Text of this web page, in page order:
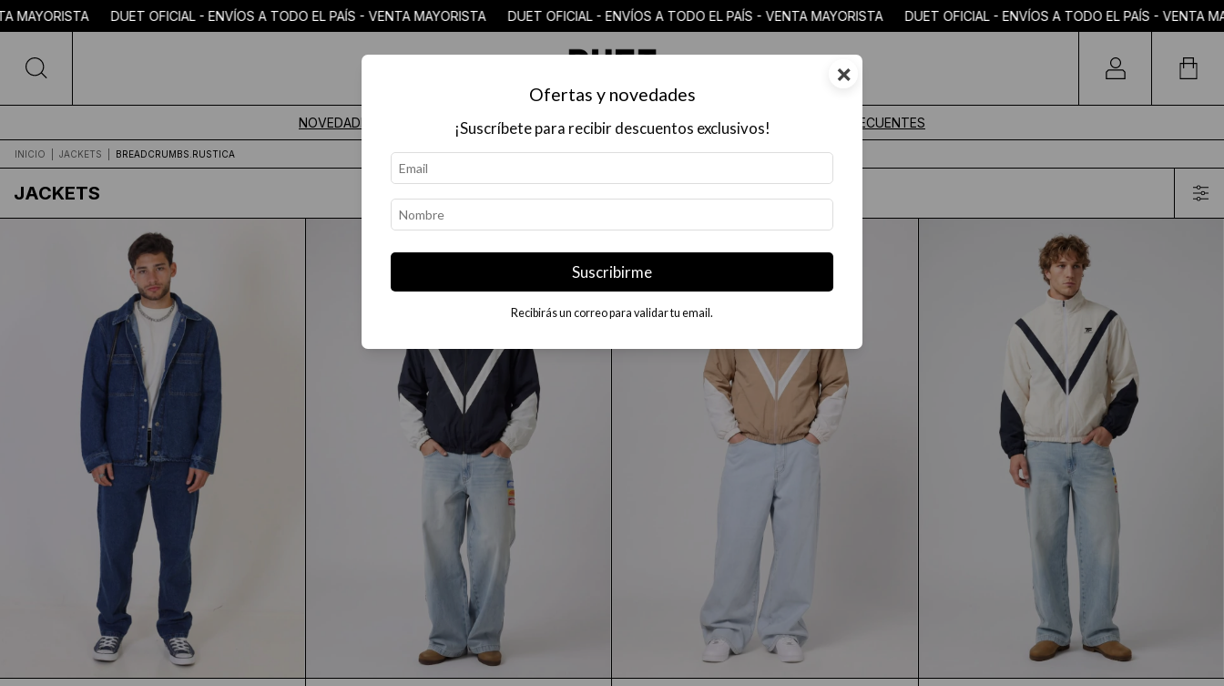
NOVEDADES COLECCIÓN $18.000 O MENOS MAYORISTAS PREGUNTAS FRECUENTES
INICIO JACKETS BREADCRUMBS.RUSTICA
JACKETS
PAÍS - VENTA MAYORISTA DUET OFICIAL - ENVÍOS A TODO EL PAÍS - VENTA MAYORISTA DUET OFICIAL - ENVÍOS A TODO EL PAÍS - VENTA MAYORISTA DUET OFICIAL - ENVÍOS A
×
Ofertas y novedades
¡Suscríbete para recibir descuentos exclusivos!
Suscribirme
Recibirás un correo para validar tu email.